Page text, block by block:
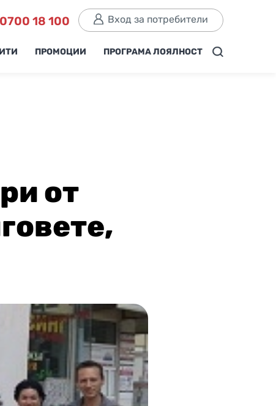
0700 18 100 Вход за потребители
ПРОМОЦИИ ПРОГРАМА ЛОЯЛНОСТ
от